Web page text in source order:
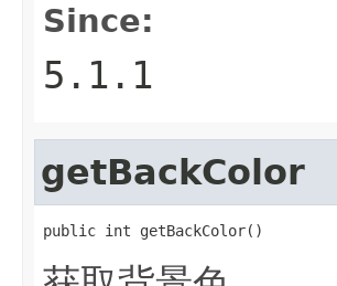
Since:
5.1.1
getBackColor
public int getBackColor()